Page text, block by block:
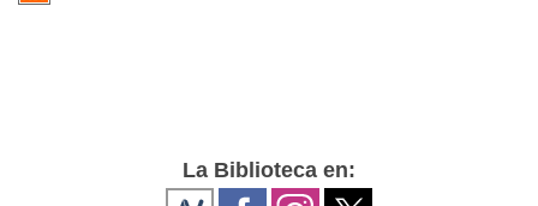
La Biblioteca en: